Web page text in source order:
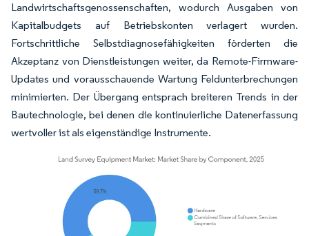
Landwirtschaftsgenossenschaften, wodurch Ausgaben von
Kapitalbudgets auf Betriebskonten verlagert wurden.
Fortschrittliche Selbstdiagnosefähigkeiten förderten die
Akzeptanz von Dienstleistungen weiter, da Remote-Firmware-
Updates und vorausschauende Wartung Feldunterbrechungen
minimierten. Der Übergang entsprach breiteren Trends in der
Bautechnologie, bei denen die kontinuierliche Datenerfassung
wertvoller ist als eigenständige Instrumente.